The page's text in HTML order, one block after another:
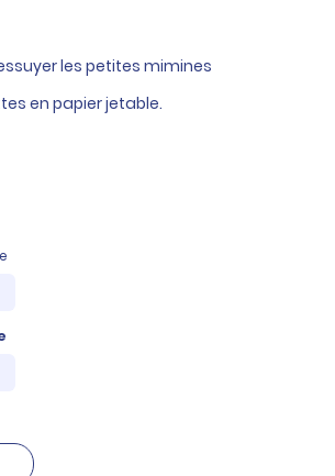
les petites mimines
en papier jetable.